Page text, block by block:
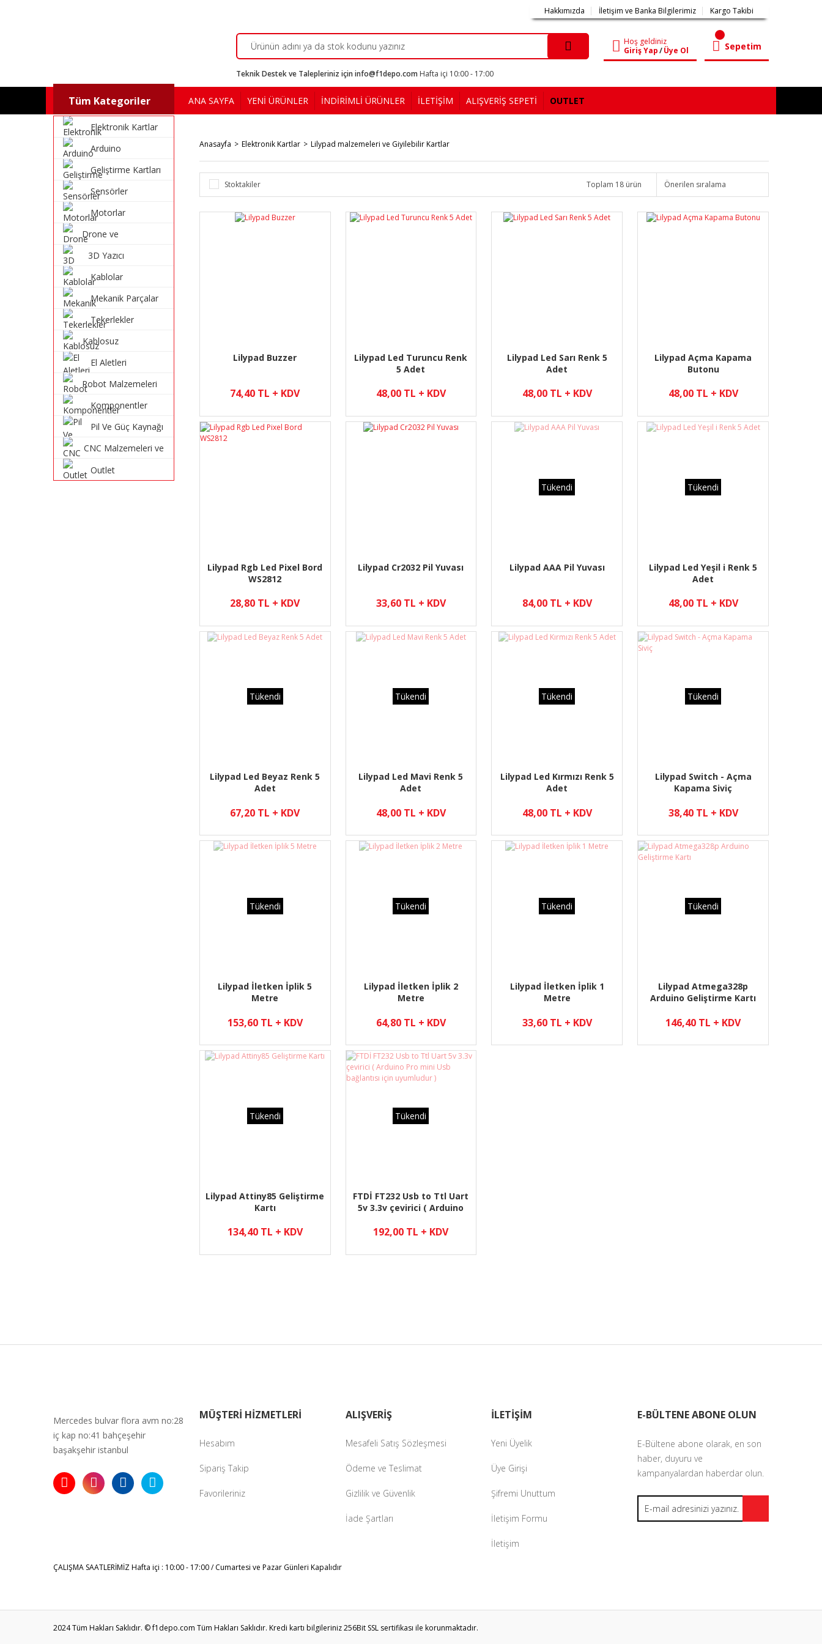
Hakkımızda İletişim ve Banka Bilgilerimiz Kargo Takibi
Hoş geldiniz
Giriş Yap/Üye Ol Sepetim
Teknik Destek ve Talepleriniz için info@f1depo.com Hafta içi 10:00 - 17:00
Tüm Kategoriler
Elektronik Kartlar
Arduino
Geliştirme Kartları
Sensörler
Motorlar
Drone ve
Malzemeleri
3D Yazıcı
Kablolar
Mekanik Parçalar
Tekerlekler
Kablosuz
Sistemleri
El Aletleri
Robot Malzemeleri
Komponentler
Pil Ve Güç Kaynağı
CNC Malzemeleri ve
Outlet
ANA SAYFA YENİ ÜRÜNLER İNDİRİMLİ ÜRÜNLER İLETİŞİM ALIŞVERİŞ SEPETİ OUTLET
Anasayfa Elektronik Kartlar Lilypad malzemeleri ve Giyilebilir Kartlar
Stoktakiler Toplam 18 ürün
Lilypad Buzzer
74,40 TL + KDV
Lilypad Led Turuncu Renk
5 Adet
48,00 TL + KDV
Lilypad Led Sarı Renk 5
Adet
48,00 TL + KDV
Lilypad Açma Kapama
Butonu
48,00 TL + KDV
Lilypad Rgb Led Pixel Bord
WS2812
28,80 TL + KDV
Lilypad Cr2032 Pil Yuvası
33,60 TL + KDV
Tükendi
Lilypad AAA Pil Yuvası
84,00 TL + KDV
Tükendi
Lilypad Led Yeşil i Renk 5
Adet
48,00 TL + KDV
Tükendi
Lilypad Led Beyaz Renk 5
Adet
67,20 TL + KDV
Tükendi
Lilypad Led Mavi Renk 5
Adet
48,00 TL + KDV
Tükendi
Lilypad Led Kırmızı Renk 5
Adet
48,00 TL + KDV
Tükendi
Lilypad Switch - Açma
Kapama Siviç
38,40 TL + KDV
Tükendi
Lilypad İletken İplik 5
Metre
153,60 TL + KDV
Tükendi
Lilypad İletken İplik 2
Metre
64,80 TL + KDV
Tükendi
Lilypad İletken İplik 1
Metre
33,60 TL + KDV
Tükendi
Lilypad Atmega328p
Arduino Geliştirme Kartı
146,40 TL + KDV
Tükendi
Lilypad Attiny85 Geliştirme
Kartı
134,40 TL + KDV
Tükendi
FTDİ FT232 Usb to Ttl Uart
5v 3.3v çevirici ( Arduino
uyumludur )
192,00 TL + KDV
Mercedes bulvar flora avm no:28
iç kap no:41 bahçeşehir
başakşehir istanbul
MÜŞTERİ HİZMETLERİ
Hesabım
Sipariş Takip
Favorileriniz
ALIŞVERİŞ
Mesafeli Satış Sözleşmesi
Ödeme ve Teslimat
Gizlilik ve Güvenlik
İade Şartları
İLETİŞİM
Yeni Üyelik
Üye Girişi
Şifremi Unuttum
İletişim Formu
İletişim
E-BÜLTENE ABONE OLUN
E-Bültene abone olarak, en son
haber, duyuru ve
kampanyalardan haberdar olun.
ÇALIŞMA SAATLERİMİZHafta içi : 10:00 - 17:00 / Cumartesi ve Pazar Günleri Kapalıdır
2024 Tüm Hakları Saklıdır. © f1depo.com Tüm Hakları Saklıdır. Kredi kartı bilgileriniz 256Bit SSL sertifikası ile korunmaktadır.